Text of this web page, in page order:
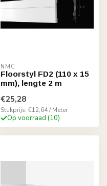
NMC
Floorstyl FD2 (110 x 15
mm), lengte 2 m
€25,28
Stukprijs: €12,64 / Meter
Op voorraad (10)